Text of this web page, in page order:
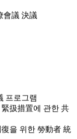
會議 決議
프로그램
扱措置에 관한 共
을 위한 勞動者 統